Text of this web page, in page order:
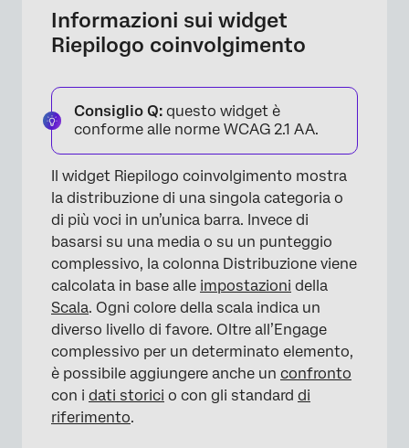
Compatibilità del tipo di campo
Informazioni sui widget
Riepilogo coinvolgimento
Consiglio Q: questo widget è
conforme alle norme WCAG 2.1 AA.
Il widget Riepilogo coinvolgimento mostra
la distribuzione di una singola categoria o
di più voci in un’unica barra. Invece di
basarsi su una media o su un punteggio
complessivo, la colonna Distribuzione viene
calcolata in base alle impostazioni della
Scala. Ogni colore della scala indica un
diverso livello di favore. Oltre all’Engage
complessivo per un determinato elemento,
è possibile aggiungere anche un confronto
con i dati storici o con gli standard di
riferimento.